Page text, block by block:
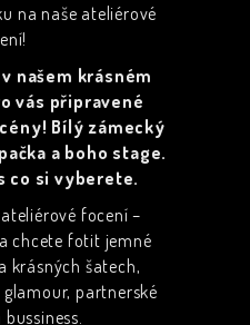
na naše ateliérové
našem krásném
vás připravené
Bílý zámecký
a boho stage.
co si vyberete.
focení –
chcete fotit jemné
krásných šatech,
partnerské